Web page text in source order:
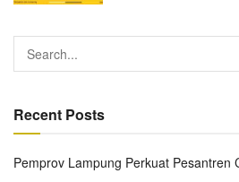
Recent Posts
Pemprov Lampung Perkuat Pesantren